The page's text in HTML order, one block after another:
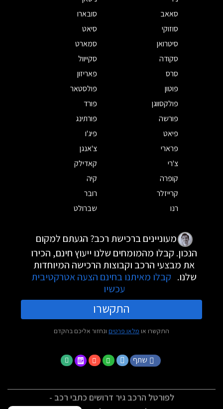
סאאב
סובארו
סוזוקי
סיאט
סיטרואן
סמארט
סקודה
סקייוול
סרס
פאריזון
פוטון
פולסטאר
פולקסווגן
פורד
פורשה
פורתינג
פיאט
פיג'ו
פרארי
צ'אנגן
צ'רי
קאדילק
קופרה
קיה
קרייזלר
רובר
רנו
שברולט
מעוניינים ברכישת רכב? הגעתם למקום
הנכון. קבלו מהמומחים שלנו ייעוץ חינם, הכירו
את מבצעי הרכב וקבוצות הרכישה המיוחדות
שלנו. קבלו מאיתנו בחינם הצעה אטרקטיבית
עכשיו
התקשרו
התקשרו או מלאו פרטים ונחזור אליכם בהקדם
שתף
לפורטל הרכב גיר דרושים כתבי רכב -